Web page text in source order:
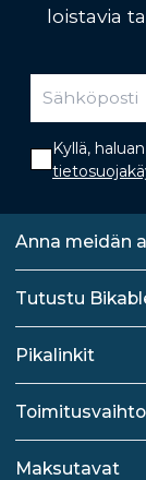
loistavia
Kyllä,
Anna meidän
Tutustu
Pikalinkit
Maksutavat